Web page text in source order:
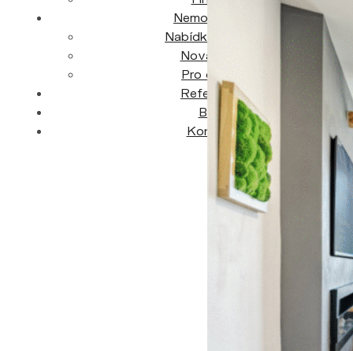
Nemovitosti
Nabídka nemovitostí
Nová výstavba
Pro developery
Reference
Blog
Kontakt